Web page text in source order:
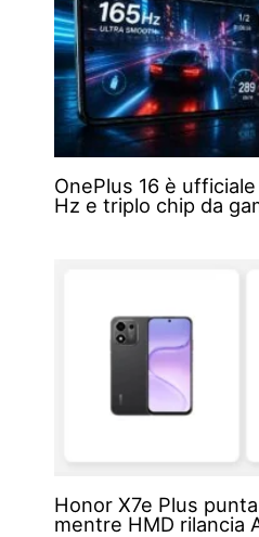
OnePlus 16 è
Hz e triplo chip da
Honor X7e Plus
mentre HMD rilancia